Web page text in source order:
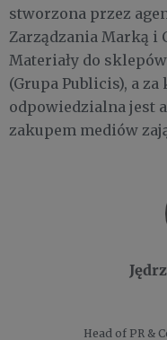
stworzona przez
Zarządzania Marką i
Materiały do
(Grupa Publicis), a
odpowiedzialna jest
zakupem mediów
Head of PR &